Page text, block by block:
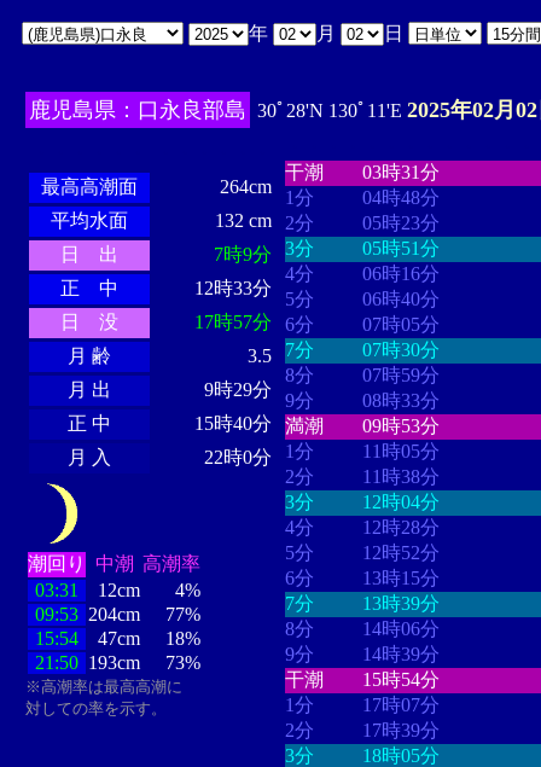
年 月 日
鹿児島県：口永良部島 30ﾟ28'N 130ﾟ11'E 2025年02月
最高高潮面
264cm
平均水面
132 cm
日 出
7時9分
正 中
12時33分
日 没
17時57分
月 齢
3.5
月 出
9時29分
正 中
15時40分
月 入
22時0分
潮回り 中潮 高潮率
03:31
12cm
4%
09:53 204cm
77%
15:54
47cm
18%
21:50 193cm 73%
※高潮率は最高高潮に
対しての率を示す。
干潮
03時31分
1分
04時48分
2分
05時23分
3分
05時51分
4分
06時16分
5分
06時40分
6分
07時05分
7分
07時30分
8分
07時59分
9分
08時33分
満潮
09時53分
1分
11時05分
2分
11時38分
3分
12時04分
4分
12時28分
5分
12時52分
6分
13時15分
7分
13時39分
8分
14時06分
9分
14時39分
干潮
15時54分
1分
17時07分
2分
17時39分
3分
18時05分